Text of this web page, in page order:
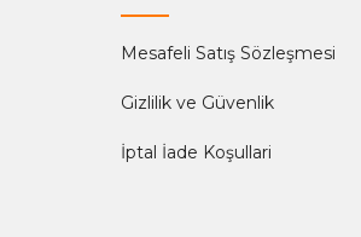
Mesafeli Satış Sözleşmesi
Gizlilik ve Güvenlik
İptal İade Koşullari